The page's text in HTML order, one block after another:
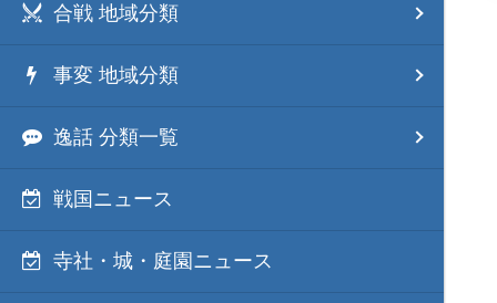
合戦 地域分類
事変 地域分類
逸話 分類一覧
戦国ニュース
寺社・城・庭園ニュース